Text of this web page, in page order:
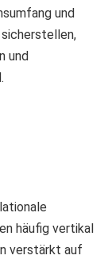
und
und
häufig vertikal
verstärkt auf